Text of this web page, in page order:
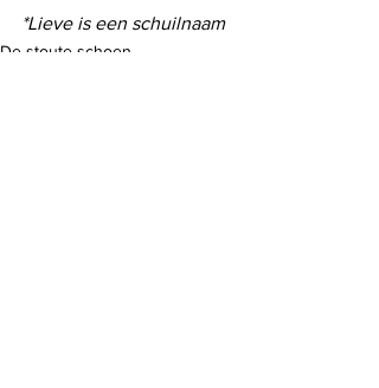
*Lieve is een schuilnaam
De stoute schoen